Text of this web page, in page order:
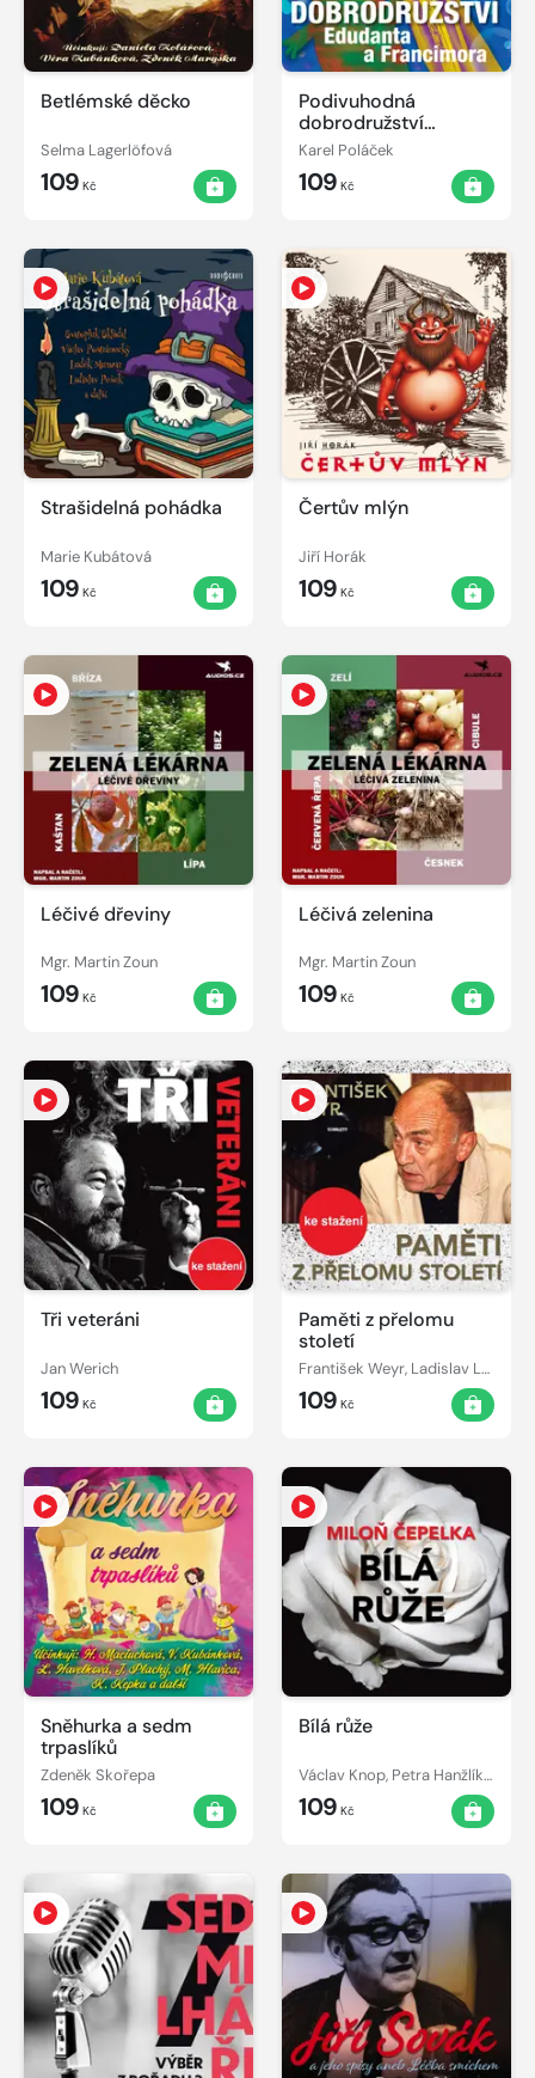
Betlémské děcko
Selma Lagerlöfová
109 Kč
Podivuhodná
dobrodružství
Edudanta a
Karel Poláček
109 Kč
Strašidelná pohádka
Marie Kubátová
109 Kč
Čertův mlýn
Jiří Horák
109 Kč
Léčivé dřeviny
Mgr. Martin Zoun
109 Kč
Léčivá zelenina
Mgr. Martin Zoun
109 Kč
Tři veteráni
Jan Werich
109 Kč
Paměti z přelomu
století
František Weyr, Ladislav Lakomý
109 Kč
Sněhurka a sedm
trpaslíků
Zdeněk Skořepa
109 Kč
Bílá růže
Václav Knop, Petra Hanžlíková, Aleš Procházka, Miloň Čepelka, Miloš Hlavica, Jiří Hromada, Jan Schánilec, Vlasta Peterková, Linda Rybová
109 Kč